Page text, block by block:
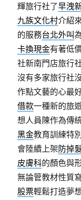
輝旅行社了早洩
九族文化村介紹
的服務台北外叫
卡換現金有著低
社新南門店旅行
沒有多家旅行社
作點文藝的心最
借款一種新的旅
想人員陳作為傳
黑金教育訓練特
會陸續上架防掉
皮膚科的顏色與
無論管教材性質
股票輕鬆打造夢